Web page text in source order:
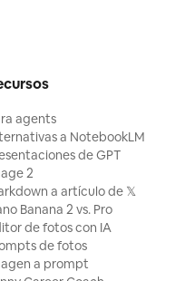
agents
a NotebookLM
de GPT
2
a artículo de 𝕏
Banana 2 vs. Pro
de fotos con IA
de fotos
a prompt